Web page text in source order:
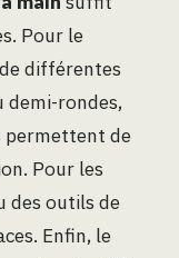
Pour le
de différentes
demi-rondes,
permettent de
Pour les
des outils de
Enfin, le